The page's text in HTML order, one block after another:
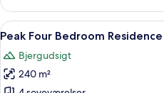
Three
Bedroom
Residence
Indlæs
alle
billeder
af
4
Peak Four Bedroom Residence
Bjergudsigt
240 m²